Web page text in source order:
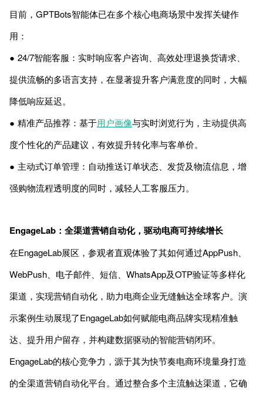
目前，GPTBots智能体已在多个核心电商场景中发挥关键作
用：
● 24/7智能客服：实时响应客户咨询、高效处理退换货请求、
提供流畅的多语言支持，在显著提升客户满意度的同时，大幅
降低响应延迟。
● 精准产品推荐：基于用户画像与实时浏览行为，主动提供高
度个性化的产品建议，有效提升转化率与客单价。
● 主动式订单管理：自动推送订单状态、发货及物流信息，增
强购物流程透明度的同时，减轻人工客服压力。
EngageLab：全渠道营销自动化，驱动电商可持续增长
在EngageLab展区，参观者直观体验了其如何通过AppPush、
WebPush、电子邮件、短信、WhatsApp及OTP验证等多样化
渠道，实现营销自动化，助力电商企业无缝触达全球客户。演
示案例生动展现了EngageLab如何赋能电商品牌实现精准触
达、提升用户留存，并构建数据驱动的智能营销闭环。
EngageLab的核心竞争力，源于其为快节奏电商环境量身打造
的全渠道营销自动化平台。通过整合多个主流触达渠道，它确